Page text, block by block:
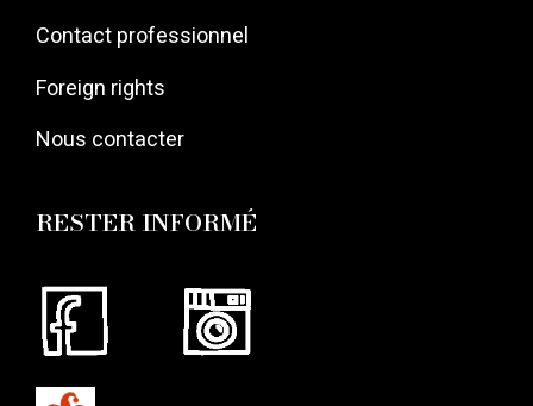
Contact professionnel
Foreign rights
Nous contacter
RESTER INFORMÉ